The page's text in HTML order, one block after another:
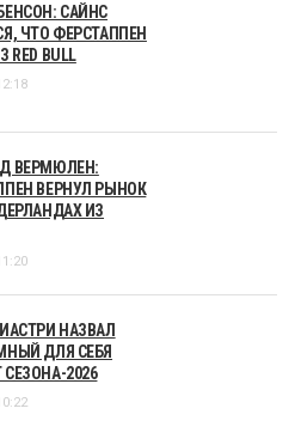
САЙНС
ЧТО ФЕРСТАППЕН
RED BULL
ВЕРМЮЛЕН:
ВЕРНУЛ РЫНОК
ИЗ
НАЗВАЛ
ДЛЯ СЕБЯ
2026